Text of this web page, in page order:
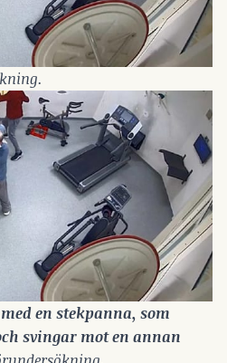
en stekpanna, som
svingar mot en annan